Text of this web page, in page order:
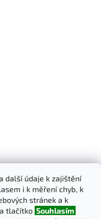
další údaje k zajištění
i k měření chyb, k
stránek a k
tlačítko Souhlasím
informace o nových